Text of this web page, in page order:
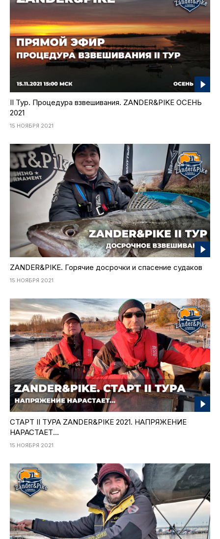
II Тур. Процедура взвешивания. ZANDER&PIKE ОСЕНЬ
2021
15 НОЯБРЯ 2021
ZANDER&PIKE. Горячие досрочки и спасение судаков
15 НОЯБРЯ 2021
СТАРТ II ТУРА ZANDER&PIKE 2021. НАПРЯЖЕНИЕ
НАРАСТАЕТ...
15 НОЯБРЯ 2021